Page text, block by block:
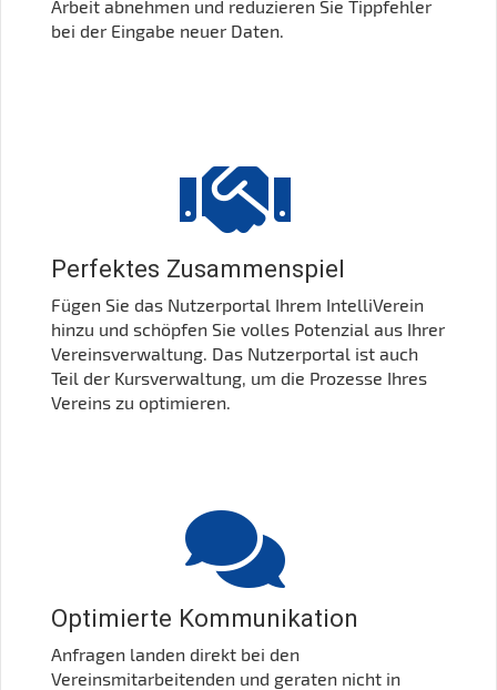
Arbeit abnehmen und reduzieren Sie Tippfehler
bei der Eingabe neuer Daten.
Perfektes Zusammenspiel
Fügen Sie das Nutzerportal Ihrem IntelliVerein
hinzu und schöpfen Sie volles Potenzial aus Ihrer
Vereinsverwaltung. Das Nutzerportal ist auch
Teil der Kursverwaltung, um die Prozesse Ihres
Vereins zu optimieren.
Optimierte Kommunikation
Anfragen landen direkt bei den
Vereinsmitarbeitenden und geraten nicht in